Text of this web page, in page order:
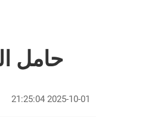
حامل
2025-10-01 21:25:04